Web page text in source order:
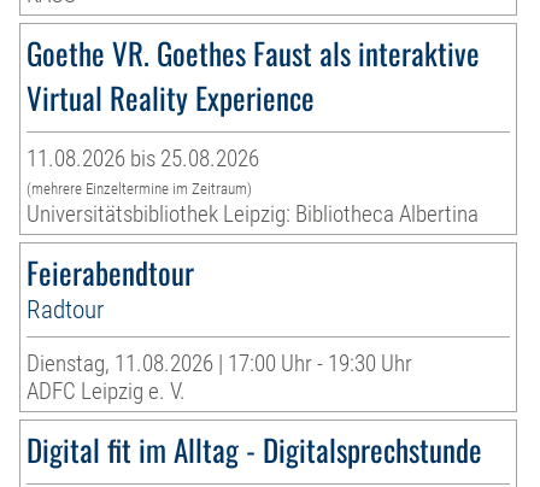
Goethe VR. Goethes Faust als interaktive
Virtual Reality Experience
11.08.2026 bis 25.08.2026
(mehrere Einzeltermine im Zeitraum)
Universitätsbibliothek Leipzig: Bibliotheca Albertina
Feierabendtour
Radtour
Dienstag, 11.08.2026 | 17:00 Uhr - 19:30 Uhr
ADFC Leipzig e. V.
Digital fit im Alltag - Digitalsprechstunde